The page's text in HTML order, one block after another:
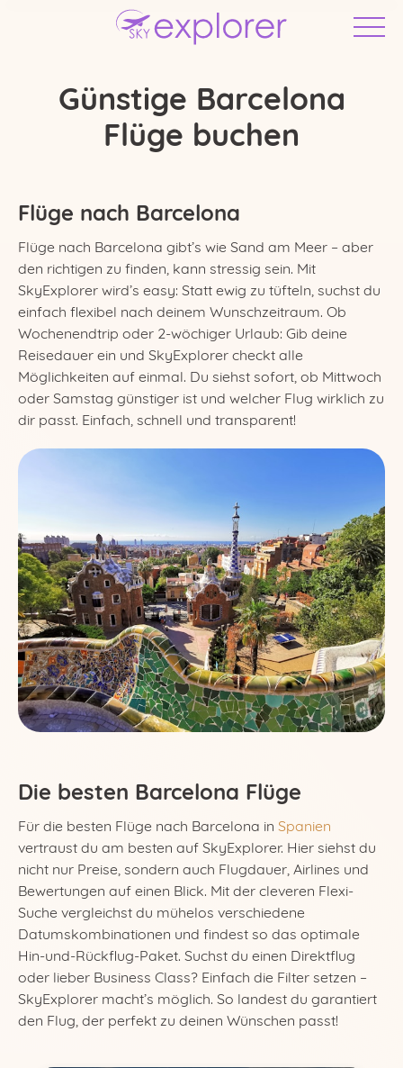
Deutschland
Günstige Barcelona
Flüge buchen
Flüge nach Barcelona
Flüge nach Barcelona gibt’s wie Sand am Meer – aber
den richtigen zu finden, kann stressig sein. Mit
SkyExplorer wird’s easy: Statt ewig zu tüfteln, suchst du
einfach flexibel nach deinem Wunschzeitraum. Ob
Wochenendtrip oder 2-wöchiger Urlaub: Gib deine
Reisedauer ein und SkyExplorer checkt alle
Möglichkeiten auf einmal. Du siehst sofort, ob Mittwoch
oder Samstag günstiger ist und welcher Flug wirklich zu
dir passt. Einfach, schnell und transparent!
Die besten Barcelona Flüge
Für die besten Flüge nach Barcelona in Spanien
vertraust du am besten auf SkyExplorer. Hier siehst du
nicht nur Preise, sondern auch Flugdauer, Airlines und
Bewertungen auf einen Blick. Mit der cleveren Flexi-
Suche vergleichst du mühelos verschiedene
Datumskombinationen und findest so das optimale
Hin-und-Rückflug-Paket. Suchst du einen Direktflug
oder lieber Business Class? Einfach die Filter setzen –
SkyExplorer macht’s möglich. So landest du garantiert
den Flug, der perfekt zu deinen Wünschen passt!